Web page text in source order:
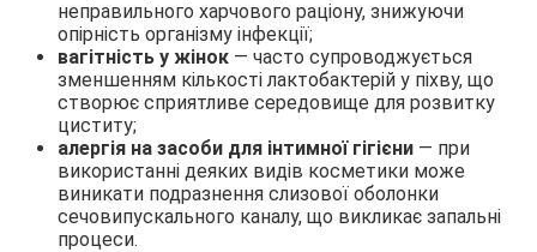
неправильного харчового раціону, знижуючи
опірність організму інфекції;
вагітність у жінок — часто супроводжується
зменшенням кількості лактобактерій у піхву, що
створює сприятливе середовище для розвитку
циститу;
алергія на засоби для інтимної гігієни — при
використанні деяких видів косметики може
виникати подразнення слизової оболонки
сечовипускального каналу, що викликає запальні
процеси.